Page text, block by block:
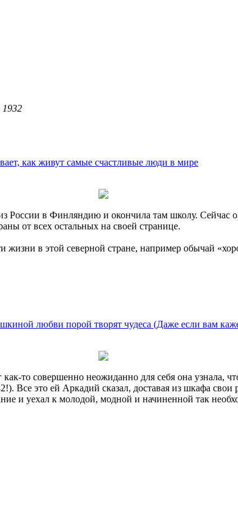
как живут самые счастливые люди в мире
России в Финляндию и окончила там школу. Сейчас
от всех остальных на своей странице.
жизни в этой северной стране, например обычай
любви порой творят чудеса (Даже если вам
то совершенно неожиданно для себя она узнала,
Все это ей Аркадий сказал, доставая из шкафа свои
и уехал к молодой, модной и начиненной так